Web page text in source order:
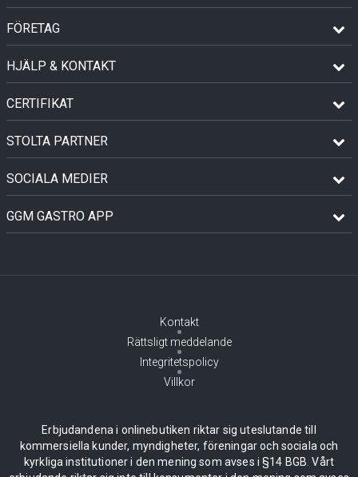
FÖRETAG
HJÄLP & KONTAKT
CERTIFIKAT
STOLTA PARTNER
SOCIALA MEDIER
GGM GASTRO APP
Kontakt
Rättsligt meddelande
Integritetspolicy
Villkor
Erbjudandena i onlinebutiken riktar sig uteslutande till
kommersiella kunder, myndigheter, föreningar och sociala och
kyrkliga institutioner i den mening som avses i §14 BGB. Vårt